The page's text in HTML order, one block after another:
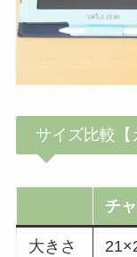
サイズ比較【
チ
大きさ